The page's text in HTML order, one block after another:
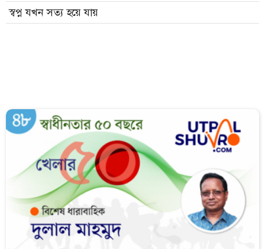
স্বপ্ন যখন সত্য হয়ে যায়